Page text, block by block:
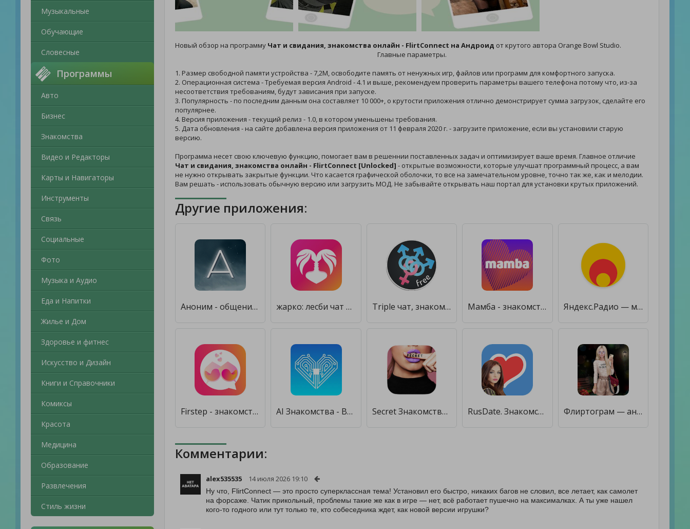
Музыкальные
Обучающие
Словесные
Программы
Авто
Бизнес
Знакомства
Видео и Редакторы
Карты и Навигаторы
Инструменты
Связь
Социальные
Фото
Музыка и Аудио
Еда и Напитки
Жилье и Дом
Здоровье и фитнес
Искусство и Дизайн
Книги и Справочники
Комиксы
Красота
Медицина
Образование
Развлечения
Стиль жизни
Новый обзор на программу Чат и свидания, знакомства онлайн - FlirtConnect на Андроид от крутого автора Orange Bowl Studio.
Главные параметры.
1. Размер свободной памяти устройства - 7,2M, освободите память от ненужных игр, файлов или программ для комфортного запуска.
2. Операционная система - Требуемая версия Android - 4.1 и выше, рекомендуем проверить параметры вашего телефона потому что, из-за
несоответствия требованиям, будут зависания при запуске.
3. Популярность - по последним данным она составляет 10 000+, о крутости приложения отлично демонстрирует сумма загрузок, сделайте его
популярнее.
4. Версия приложения - текущий релиз - 1.0, в котором уменьшены требования.
5. Дата обновления - на сайте добавлена версия приложения от 11 февраля 2020 г. - загрузите приложение, если вы установили старую
версию.
Программа несет свою ключевую функцию, помогает вам в решеннии поставленных задач и оптимизирует ваше время. Главное отличие
Чат и свидания, знакомства онлайн - FlirtConnect [Unlocked] - открытые возможности, которые улучшат программный процесс, а вам
не нужно открывать закрытые функции. Что касается графической оболочки, то все на замечательном уровне, точно так же, как и мелодии.
Вам решать - использовать обычную версию или загрузить МОД. Не забывайте открывать наш портал для установки крутых приложений.
Другие приложения:
Аноним - общение, онлайн знакомства, анонимный чат [Premium] жарко: лесби чат и свидания [Unlocked] Triple чат, знакомства онлайн [Полная версия] Мамба - знакомства, общение, чат онлайн [Unlocked] Яндекс.Радио — музыка онлайн [Unlocked]
Firstep - знакомства, чат, свидания [Полная версия] AI Знакомства - Встречи, Общайся, Флиртуй онлайн [Premium] Secret Знакомства онлайн, чат [Unlocked] RusDate. Знакомства Чат Онлайн [Без рекламы] Флиртограм — анонимные знакомства, онлайн чат [Без рекламы]
Комментарии:
alex535535 14 июля 2026 19:10
Ну что, FlirtConnect — это просто суперклассная тема! Установил его быстро, никаких багов не словил, все летает, как самолет
на форсаже. Чатик прикольный, проблемы такие же как в игре — нет, всё работает пушечно на максималках. А ты уже нашел
кого-то годного или тут только те, кто собеседника ждет, как новой версии игрушки?